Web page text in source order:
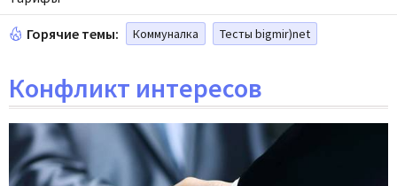
Горячие темы: Коммуналка Тесты bigmir)net
Конфликт интересов